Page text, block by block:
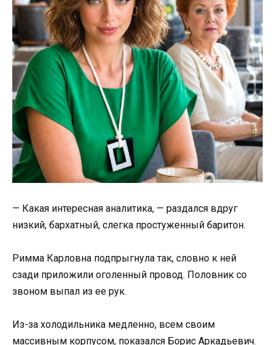
— Какая интересная аналитика, — раздался вдруг
низкий, бархатный, слегка простуженный баритон.
Римма Карловна подпрыгнула так, словно к ней
сзади приложили оголенный провод. Половник со
звоном выпал из ее рук.
Из-за холодильника медленно, всем своим
массивным корпусом, показался Борис Аркадьевич.